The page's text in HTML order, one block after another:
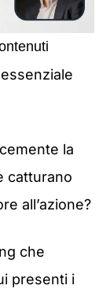
la
catturano
all’azione?
che
presenti i